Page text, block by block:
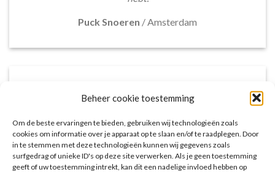
Beheer cookie toestemming
Om de beste ervaringen te bieden, gebruiken wij technologieën zoals
cookies om informatie over je apparaat op te slaan en/of te raadplegen. Door
in te stemmen met deze technologieën kunnen wij gegevens zoals
surfgedrag of unieke ID's op deze site verwerken. Als je geen toestemming
geeft of uw toestemming intrekt, kan dit een nadelige invloed hebben op
Puck Snoeren /Amsterdam